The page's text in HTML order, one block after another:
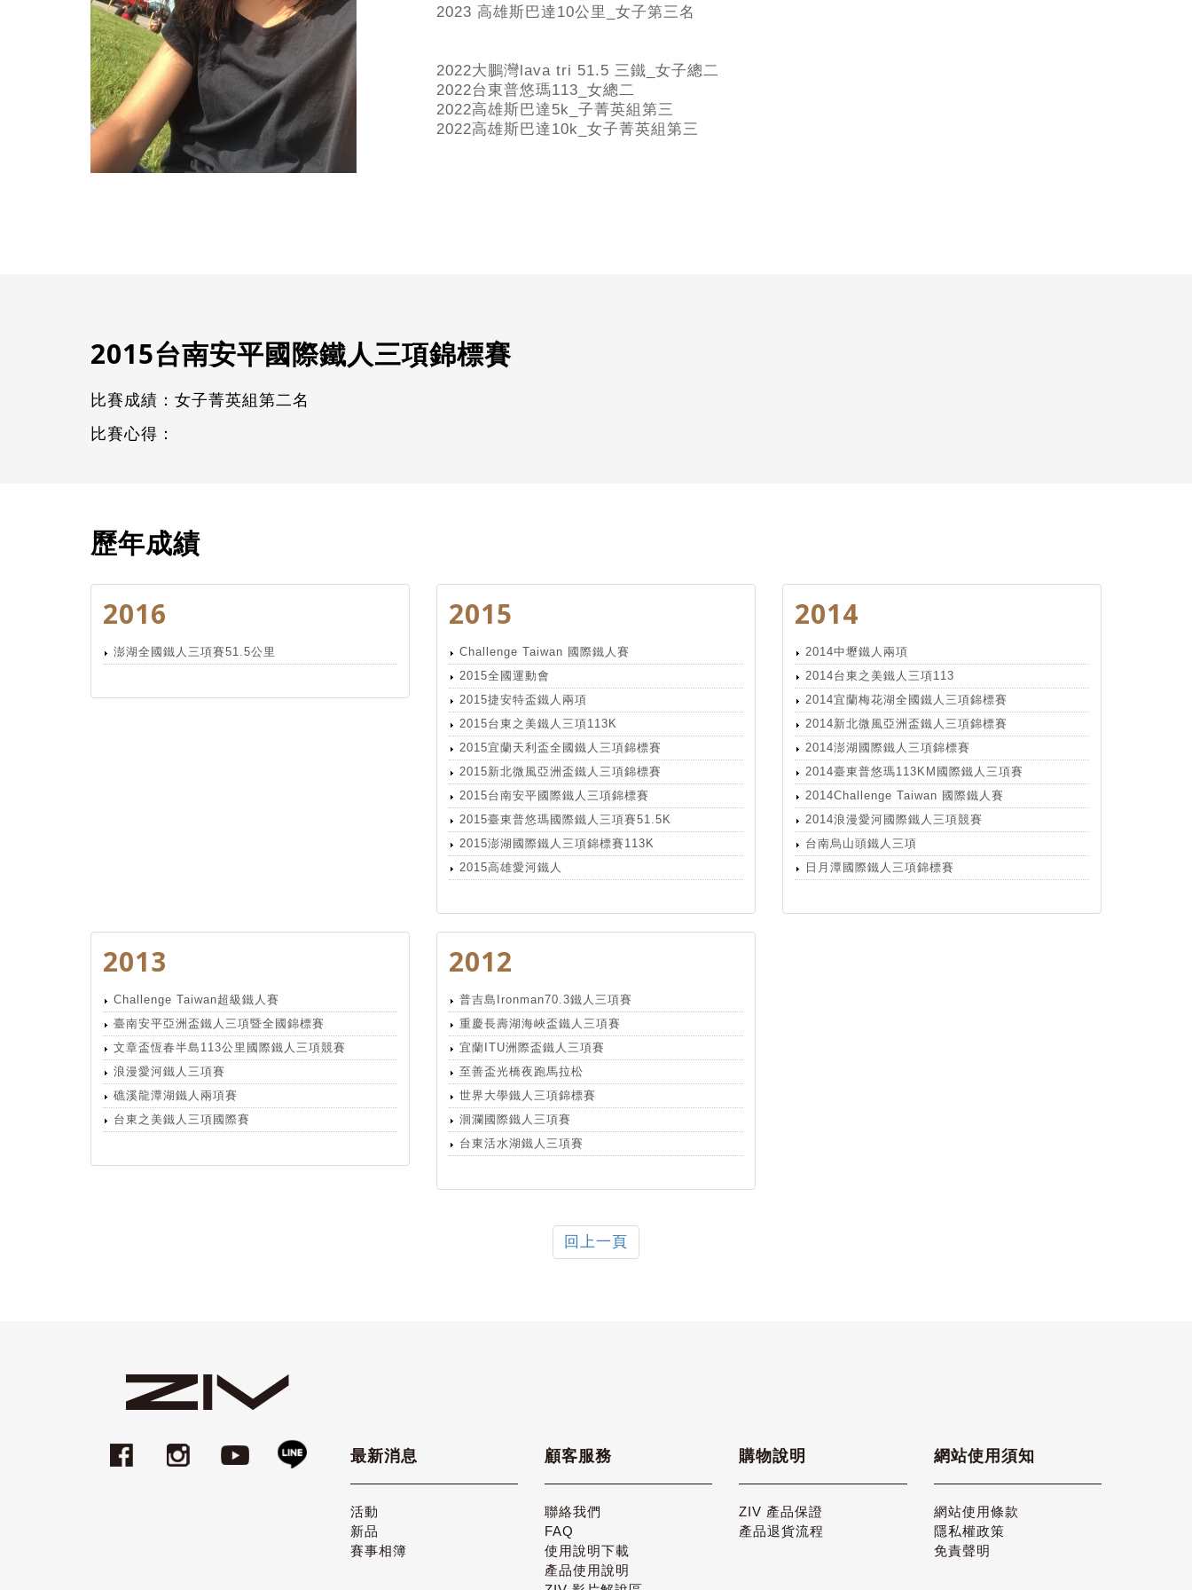
2023 高雄斯巴達10公里_女子第三名
2022大鵬灣lava tri 51.5 三鐵_女子總二
2022台東普悠瑪113_女總二
2022高雄斯巴達5k_子菁英組第三
2022高雄斯巴達10k_女子菁英組第三
2015台南安平國際鐵人三項錦標賽
比賽成績：女子菁英組第二名
比賽心得：
歷年成績
2016
澎湖全國鐵人三項賽51.5公里
2015
Challenge Taiwan 國際鐵人賽
2015全國運動會
2015捷安特盃鐵人兩項
2015台東之美鐵人三項113K
2015宜蘭天利盃全國鐵人三項錦標賽
2015新北微風亞洲盃鐵人三項錦標賽
2015台南安平國際鐵人三項錦標賽
2015臺東普悠瑪國際鐵人三項賽51.5K
2015澎湖國際鐵人三項錦標賽113K
2015高雄愛河鐵人
2014
2014中壢鐵人兩項
2014台東之美鐵人三項113
2014宜蘭梅花湖全國鐵人三項錦標賽
2014新北微風亞洲盃鐵人三項錦標賽
2014澎湖國際鐵人三項錦標賽
2014臺東普悠瑪113KM國際鐵人三項賽
2014Challenge Taiwan 國際鐵人賽
2014浪漫愛河國際鐵人三項競賽
台南烏山頭鐵人三項
日月潭國際鐵人三項錦標賽
2013
Challenge Taiwan超級鐵人賽
臺南安平亞洲盃鐵人三項暨全國錦標賽
文章盃恆春半島113公里國際鐵人三項競賽
浪漫愛河鐵人三項賽
礁溪龍潭湖鐵人兩項賽
台東之美鐵人三項國際賽
2012
普吉島Ironman70.3鐵人三項賽
重慶長壽湖海峽盃鐵人三項賽
宜蘭ITU洲際盃鐵人三項賽
至善盃光橋夜跑馬拉松
世界大學鐵人三項錦標賽
洄瀾國際鐵人三項賽
台東活水湖鐵人三項賽
回上一頁
最新消息
活動
新品
賽事相簿
顧客服務
聯絡我們
FAQ
使用說明下載
產品使用說明
購物說明
ZIV 產品保證
產品退貨流程
網站使用須知
網站使用條款
隱私權政策
免責聲明